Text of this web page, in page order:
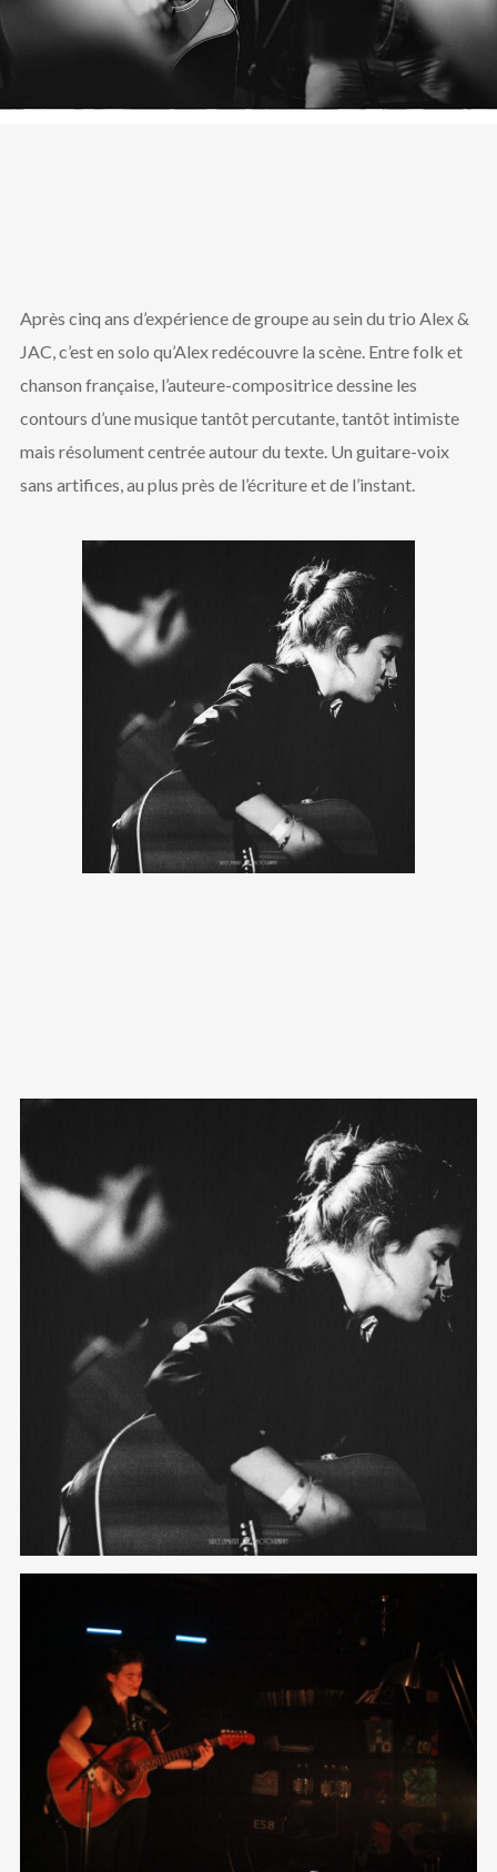
Après cinq ans d’expérience de groupe au sein du trio Alex &
JAC, c’est en solo qu’Alex redécouvre la scène. Entre folk et
chanson française, l’auteure-compositrice dessine les
contours d’une musique tantôt percutante, tantôt intimiste
mais résolument centrée autour du texte. Un guitare-voix
sans artifices, au plus près de l’écriture et de l’instant.